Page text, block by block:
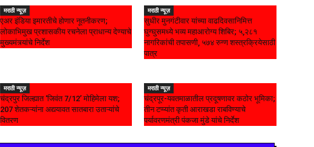
मराठी न्यूज़
एअर इंडिया इमारतीचे होणार नूतनीकरण;
लोकाभिमुख प्रशासकीय रचनेला प्राधान्य देण्याचे
मुख्यमंत्र्यांचे निर्देश
मराठी न्यूज़
सुधीर मुनगंटीवार यांच्या वाढदिवसानिमित्त
घुग्घुसमध्ये भव्य महाआरोग्य शिबिर; ५,२८१
नागरिकांची तपासणी, ५७४ रुग्ण शस्त्रक्रियेसाठी
पात्र
मराठी न्यूज़
चंद्रपुर जिल्ह्यात ‘जिवंत 7/12’ मोहिमेला यश;
207 शेतकऱ्यांना अद्ययावत सातबारा उताऱ्यांचे
वितरण
मराठी न्यूज़
चंद्रपूर-यवतमाळातील प्रदूषणावर कठोर भूमिका;
तीन टप्प्यांत कृती आराखडा राबविण्याचे
पर्यावरणमंत्री पंकजा मुंडे यांचे निर्देश